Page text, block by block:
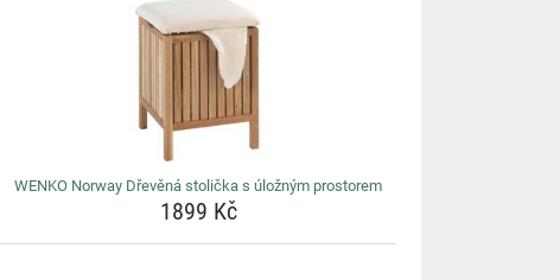
WENKO Norway Dřevěná stolička s úložným prostorem
1899 Kč